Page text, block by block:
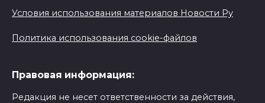
Условия использования материалов Новости Ру
Политика использования cookie-файлов
Правовая информация:
Редакция не несет ответственности за действия,